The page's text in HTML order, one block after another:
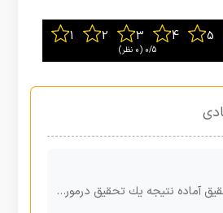
0/5 ‫(0 نظر)
آماده نتیجه یك تحقیق درمورد تصمیم گیري